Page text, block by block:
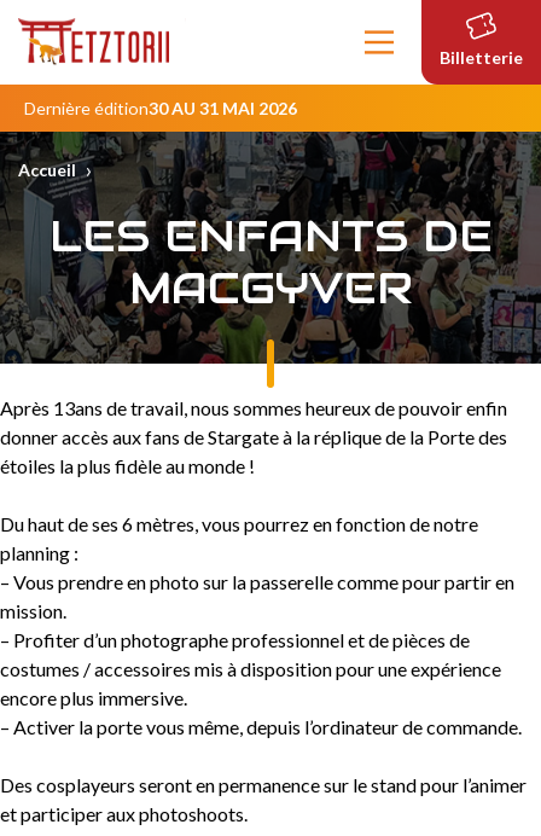
Contenu
principal
Billetterie
Dernière édition30 AU 31 MAI 2026
Accueil ›
LES ENFANTS DE
MACGYVER
Après 13ans de travail, nous sommes heureux de pouvoir enfin
donner accès aux fans de Stargate à la réplique de la Porte des
étoiles la plus fidèle au monde !
Du haut de ses 6 mètres, vous pourrez en fonction de notre
planning :
– Vous prendre en photo sur la passerelle comme pour partir en
mission.
– Profiter d’un photographe professionnel et de pièces de
costumes / accessoires mis à disposition pour une expérience
encore plus immersive.
– Activer la porte vous même, depuis l’ordinateur de commande.
Des cosplayeurs seront en permanence sur le stand pour l’animer
et participer aux photoshoots.